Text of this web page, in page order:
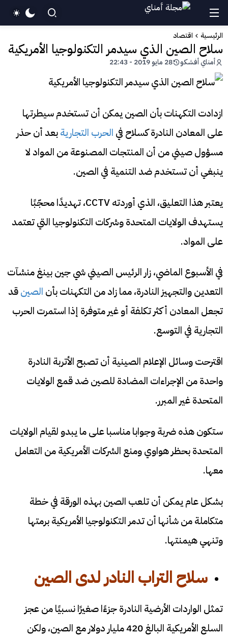
الرئيسية اقتصاد
سلاح الصين الذي سيدمر التكنولوجيا الأمريكية
أمناي أفشكو 28 مايو 2019 - 22:43
ازدادت التكهنات بأن الصين يمكن أن تستخدم سيطرتها
على المعادن النادرة كسلاح في الحرب التجاريةبعد أن حذر
مسؤول صيني من أن المنتجات المصنوعة من المواد لا
ينبغي أن تستخدم ضد التنمية في الصين.
يعتبر هذا التعليق، الذي أوردته CCTV، تهديدًا محجّبًا
يستهدف الولايات المتحدة وشركات التكنولوجيا التي تعتمد
على المواد.
في الأسبوع الماضي، زار الرئيس الصيني شي جين بينغ منشآت
التعدين والتجهيز النادرة، مما زاد من التكهنات بأن الصينقد
تجعل المعادن أكثر تكلفة أو غير متوفرة إذا استمرت الحرب
التجارية في التوسع.
اقترحت وسائل الإعلام الصينية أن تصبح الأتربة النادرة
واحدة من الإجراءات المضادة للصين ضد قمع الولايات
المتحدة غير المبرر.
ستكون هذه ضربة وجوابا مناسبا على ما يبدو لقيام الولايات
المتحدة بحظر هواوي ومنع الشركات الأمريكية من التعامل
معها.
بشكل عام يمكن أن تلعب الصين بهذه الورقة في خطة
متكاملة من شأنها أن تدمر التكنولوجيا الأمريكية برمتها
وتنهي هيمنتها.
سلاح التراب النادر لدى الصين
تمثل الواردات الأرضية النادرة جزءًا صغيرًا نسبيًا من عجز
السلع الأمريكية البالغ 420 مليار دولار مع الصين، ولكن